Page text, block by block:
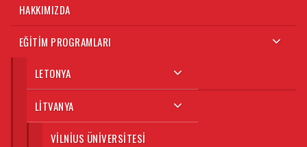
HAKKIMIZDA
EĞITIM PROGRAMLARI
LETONYA
LITVANYA
VILNIUS ÜNIVERSITESI